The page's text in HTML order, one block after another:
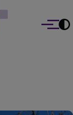
EINS
Menü